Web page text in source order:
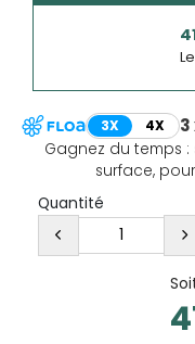
3X 4X 3
Gagnez du temps
surface,
Quantité